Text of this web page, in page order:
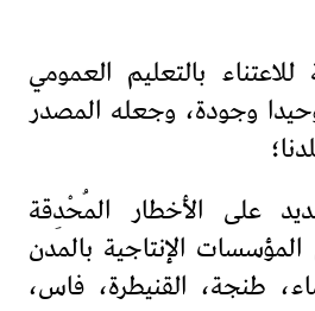
للاعتناء بالتعليم العمومي
وجودة، وجعله المصدر
على الأخطار المُحْدِقة
الإنتاجية بالمدن
طنجة، القنيطرة، فاس،